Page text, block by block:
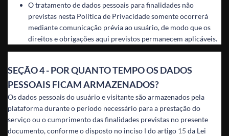
O tratamento de dados pessoais para finalidades não
previstas nesta Política de Privacidade somente ocorrerá
mediante comunicação prévia ao usuário, de modo que os
direitos e obrigações aqui previstos permanecem aplicáveis.
SEÇÃO 4 - POR QUANTO TEMPO OS DADOS
PESSOAIS FICAM ARMAZENADOS?
Os dados pessoais do usuário e visitante são armazenados pela
plataforma durante o período necessário para a prestação do
serviço ou o cumprimento das finalidades previstas no presente
documento, conforme o disposto no inciso I do artigo 15 da Lei